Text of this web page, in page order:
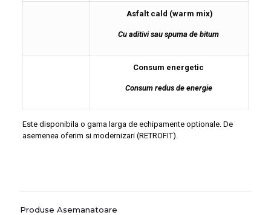
Asfalt cald (warm mix)
Cu aditivi sau spuma de bitum
Consum energetic
Consum redus de energie
Este disponibila o gama larga de echipamente optionale. De
asemenea oferim si modernizari (RETROFIT).
Produse Asemanatoare